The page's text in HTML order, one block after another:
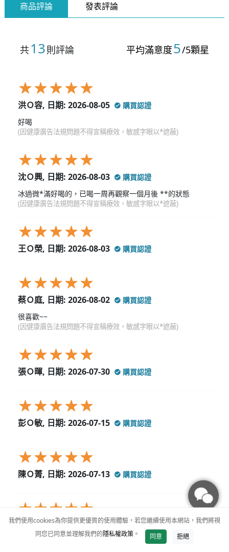
加入購物車
商品評論 發表評論
共13則評論 平均滿意度5/5顆星
洪Ｏ容, 日期: 2026-08-05
購買認證
好喝
(因健康廣告法規問題不得宣稱療效，敏感字眼以*遮蔽)
沈Ｏ興, 日期: 2026-08-03
購買認證
冰過微*滿好喝的，已喝一周再觀察一個月後 **的狀態
(因健康廣告法規問題不得宣稱療效，敏感字眼以*遮蔽)
王Ｏ榮, 日期: 2026-08-03 購買認證
蔡Ｏ庭, 日期: 2026-08-02
購買認證
很喜歡~~
(因健康廣告法規問題不得宣稱療效，敏感字眼以*遮蔽)
張Ｏ暉, 日期: 2026-07-30 購買認證
彭Ｏ敏, 日期: 2026-07-15 購買認證
陳Ｏ菁, 日期: 2026-07-13 購買認證
廖Ｏ燁, 日期: 2026-07-09
購買認證
我們使用cookies為你提供更優質的使用體驗，若您繼續使用本網站，我們將視
同您已同意並理解我們的隱私權政策 。 同意 拒絕